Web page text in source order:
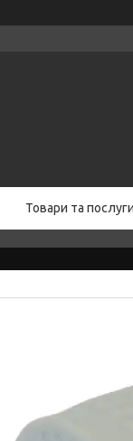
Товари та послуги